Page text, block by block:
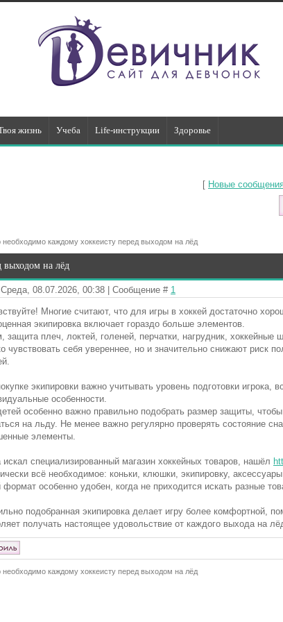
жизнь Учеба Life-инструкции Здоровье
[ Новые
необходимо каждому хоккеисту перед выходом на лёд
выходом на лёд
08.07.2026, 00:38 | Сообщение # 1
Многие считают, что для игры в хоккей достаточно
экипировка включает гораздо больше элементов.
защита плеч, локтей, голеней, перчатки, нагрудник,
чувствовать себя увереннее, но и значительно снижают риск
экипировки важно учитывать уровень подготовки игрока,
особенности.
особенно важно правильно подобрать размер защиты,
на льду. Не менее важно регулярно проверять состояние
элементы.
искал специализированный магазин хоккейных товаров, нашёл
всё необходимое: коньки, клюшки, экипировку,
формат особенно удобен, когда не приходится искать разные
подобранная экипировка делает игру более комфортной,
получать настоящее удовольствие от каждого выхода на
необходимо каждому хоккеисту перед выходом на лёд